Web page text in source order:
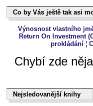
Co by Vás ještě tak asi
Co by Vás ještě tak asi
Výnosnost vlastního
Return On Investment
prokládání¦
Chybí zde
Nejsledovanější knihy
Nejsledovanější knihy